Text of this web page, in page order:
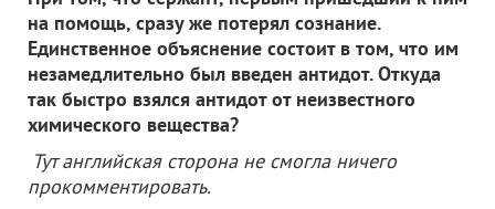
на помощь, сразу же потерял сознание.
Единственное объяснение состоит в том, что им
незамедлительно был введен антидот. Откуда
так быстро взялся антидот от неизвестного
химического вещества?
Тут английская сторона не смогла ничего
прокомментировать.